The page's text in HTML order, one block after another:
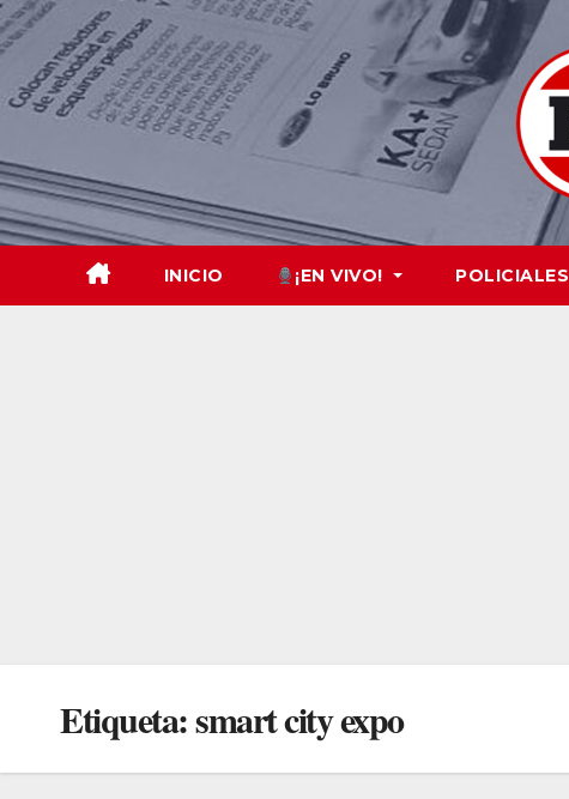
Skip
to
content
INICIO ¡EN VIVO! POLICIALES
Etiqueta:smart city expo